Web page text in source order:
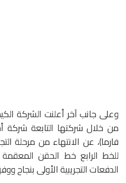
وعلى جانب آخر أعلنت الشركة
من خلال شركتها التابعة شركة
فارما)، عن الانتهاء من مرحلة
للخط الرابع خط الحقن المعقمة
الدفعات التجريبية الأولى بنجاح